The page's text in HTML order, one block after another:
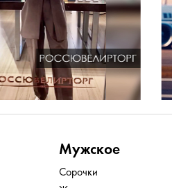
Мужское
Сорочки